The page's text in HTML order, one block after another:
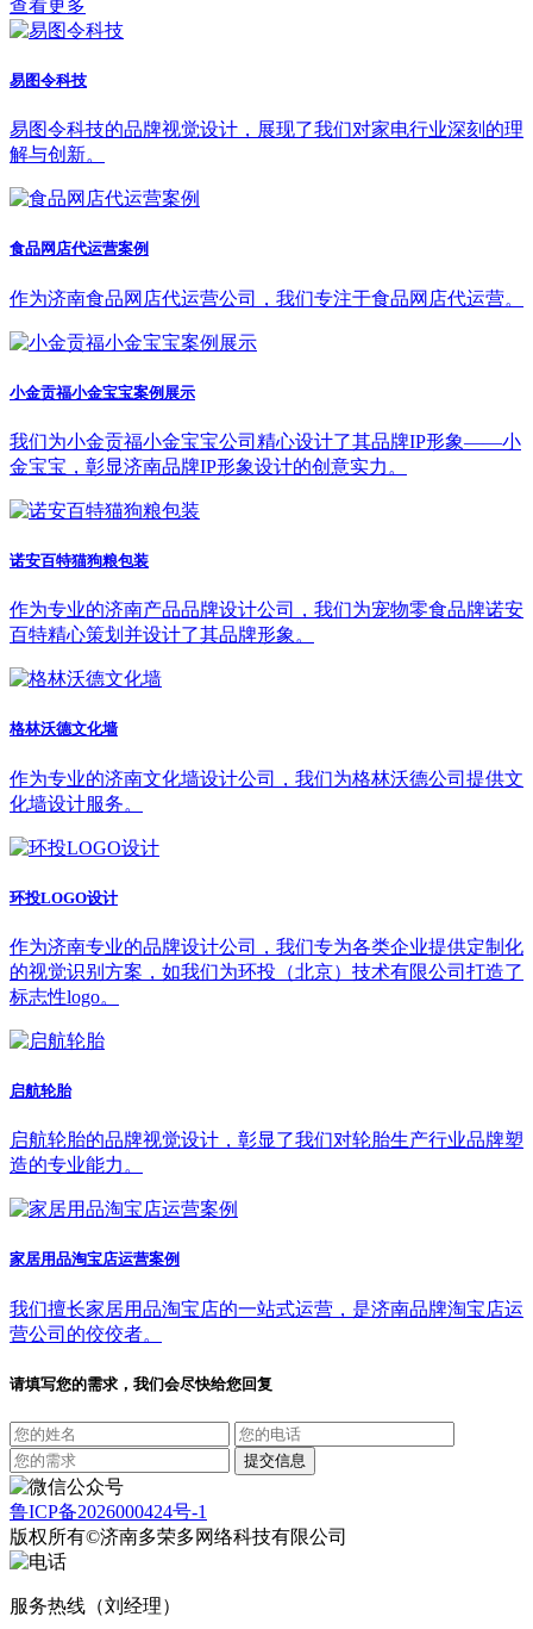
查看更多
易图令科技
易图令科技的品牌视觉设计，展现了我们对家电行业深刻的理
解与创新。
食品网店代运营案例
作为济南食品网店代运营公司，我们专注于食品网店代运营。
小金贡福小金宝宝案例展示
我们为小金贡福小金宝宝公司精心设计了其品牌IP形象——小
金宝宝，彰显济南品牌IP形象设计的创意实力。
诺安百特猫狗粮包装
作为专业的济南产品品牌设计公司，我们为宠物零食品牌诺安
百特精心策划并设计了其品牌形象。
格林沃德文化墙
作为专业的济南文化墙设计公司，我们为格林沃德公司提供文
化墙设计服务。
环投LOGO设计
作为济南专业的品牌设计公司，我们专为各类企业提供定制化
的视觉识别方案，如我们为环投（北京）技术有限公司打造了
标志性logo。
启航轮胎
启航轮胎的品牌视觉设计，彰显了我们对轮胎生产行业品牌塑
造的专业能力。
家居用品淘宝店运营案例
我们擅长家居用品淘宝店的一站式运营，是济南品牌淘宝店运
营公司的佼佼者。
请填写您的需求，我们会尽快给您回复
鲁ICP备2026000424号-1
版权所有©济南多荣多网络科技有限公司
服务热线（刘经理）